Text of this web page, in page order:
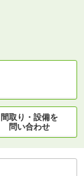
間取り・設備を
問い合わせ